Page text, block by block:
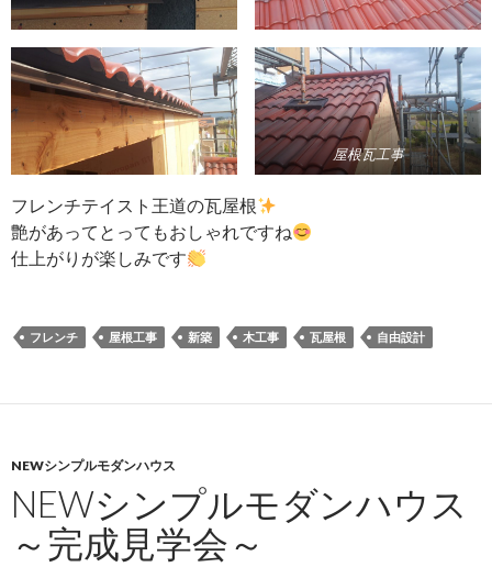
屋根瓦工事
フレンチテイスト王道の瓦屋根
艶があってとってもおしゃれですね
仕上がりが楽しみです
フレンチ 屋根工事 新築 木工事 瓦屋根 自由設計
NEWシンプルモダンハウス
NEWシンプルモダンハウス
～完成見学会～